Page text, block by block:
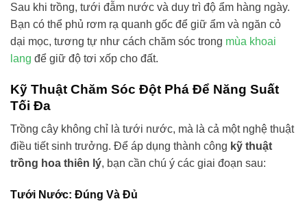
Sau khi trồng, tưới đẫm nước và duy trì độ ẩm hàng ngày.
Bạn có thể phủ rơm rạ quanh gốc để giữ ẩm và ngăn cỏ
dại mọc, tương tự như cách chăm sóc trong mùa khoai
lang để giữ độ tơi xốp cho đất.
Kỹ Thuật Chăm Sóc Đột Phá Để Năng Suất
Tối Đa
Trồng cây không chỉ là tưới nước, mà là cả một nghệ thuật
điều tiết sinh trưởng. Để áp dụng thành công kỹ thuật
trồng hoa thiên lý, bạn cần chú ý các giai đoạn sau:
Tưới Nước: Đúng Và Đủ